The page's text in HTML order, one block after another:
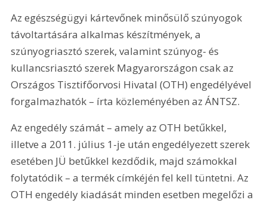
Az egészségügyi kártevőnek minősülő szúnyogok
távoltartására alkalmas készítmények, a
szúnyogriasztó szerek, valamint szúnyog- és
kullancsriasztó szerek Magyarországon csak az
Országos Tisztifőorvosi Hivatal (OTH) engedélyével
forgalmazhatók – írta közleményében az ÁNTSZ.
Az engedély számát – amely az OTH betűkkel,
illetve a 2011. július 1-je után engedélyezett szerek
esetében JÜ betűkkel kezdődik, majd számokkal
folytatódik – a termék címkéjén fel kell tüntetni. Az
OTH engedély kiadását minden esetben megelőzi a